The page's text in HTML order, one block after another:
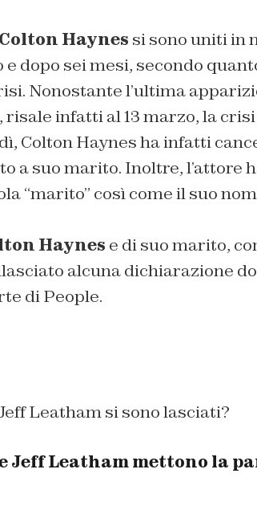
Colton Haynes si sono uniti in
e dopo sei mesi, secondo
Nonostante l’ultima
infatti al 13 marzo, la
Colton Haynes ha infatti
a suo marito. Inoltre, l’attore
“marito” così come il suo
Haynes e di suo marito,
alcuna dichiarazione
di People.
Leatham si sono lasciati?
Jeff Leatham mettono la